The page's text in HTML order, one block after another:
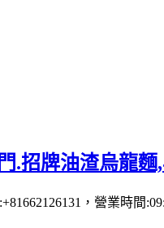
.招牌油渣烏龍
，營業時間